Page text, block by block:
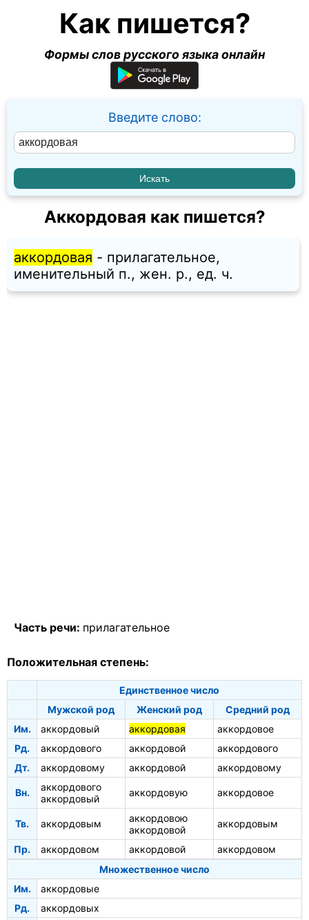
Как пишется?
Формы слов русского языка онлайн
Введите слово:
Аккордовая как пишется?
аккордовая - прилагательное,
именительный п., жен. p., ед. ч.
Часть речи: прилагательное
Положительная степень:
Единственное число
Мужской род
Женский род
Средний род
Им.
аккордовый аккордовая
аккордовое
Рд.
аккордового аккордовой
аккордового
Дт.
аккордовому аккордовой аккордовому
Вн.
аккордового
аккордовый
аккордовую аккордовое
Тв. аккордовым
аккордовою
аккордовой
аккордовым
Пр. аккордовом аккордовой
аккордовом
Множественное число
Им.
аккордовые
Рд.
аккордовых